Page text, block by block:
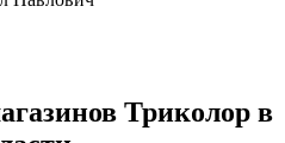
Триколор в